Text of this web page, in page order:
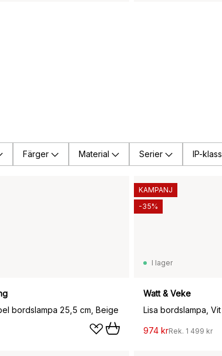
Färger Material Serier IP-klass
bordslampa 25,5 cm, Beige
I lager
Watt & Veke
Lisa bordslampa, Vit
974 krRek. 1 499 kr
KAMPANJ
-35%